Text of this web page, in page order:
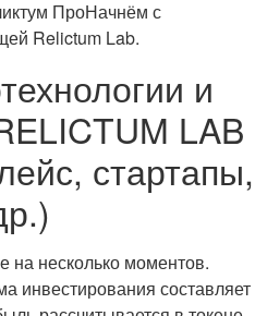
ПроНачнём с
Relictum Lab.
и
LAB
стартапы,
на несколько моментов.
инвестирования составляет